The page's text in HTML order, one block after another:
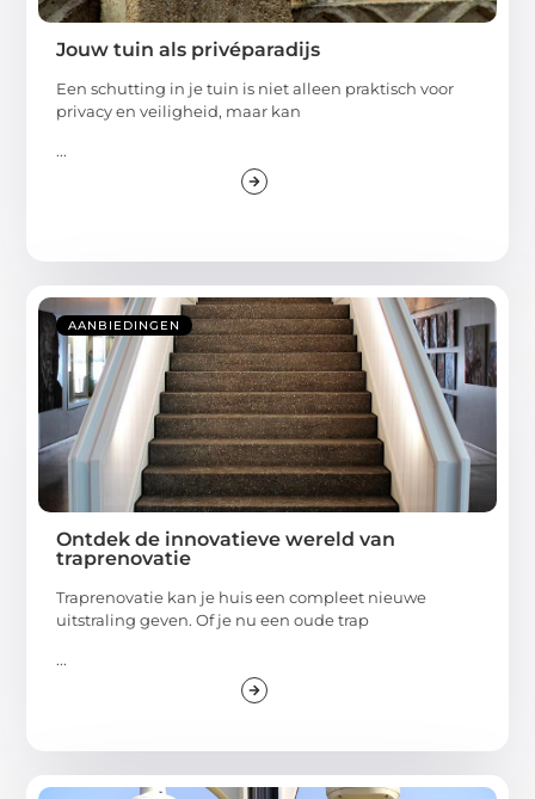
Jouw tuin als privéparadijs
Een schutting in je tuin is niet alleen praktisch voor
privacy en veiligheid, maar kan
...
AANBIEDINGEN
Ontdek de innovatieve wereld van
traprenovatie
Traprenovatie kan je huis een compleet nieuwe
uitstraling geven. Of je nu een oude trap
...